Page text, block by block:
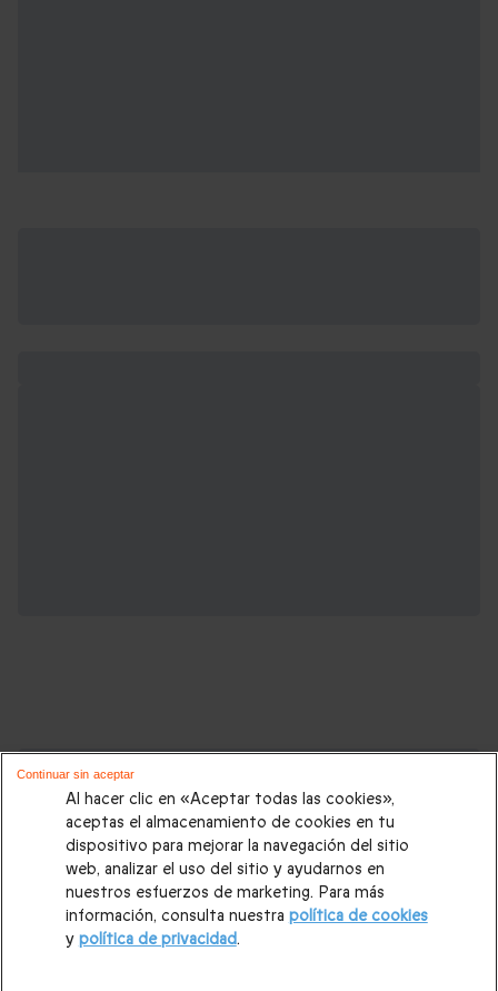
Cajas regalo que podrían interesarte:
Regalos Navidad |Regalos para hombre Navidad|
para mujer Navidad|Regalos de Reyes|Regalos de boda
Regalos de cumpleaños| Regalos para mujer|Regalos para
hombre|Paradores de Turismo|Casas rurales|Entradas
Al hacer clic en «Aceptar todas las cookies»,
aceptas el almacenamiento de cookies en tu
dispositivo para mejorar la navegación del sitio
web, analizar el uso del sitio y ayudarnos en
nuestros esfuerzos de marketing. Para más
información, consulta nuestra política de cookies
y política de privacidad.
Continuar sin aceptar